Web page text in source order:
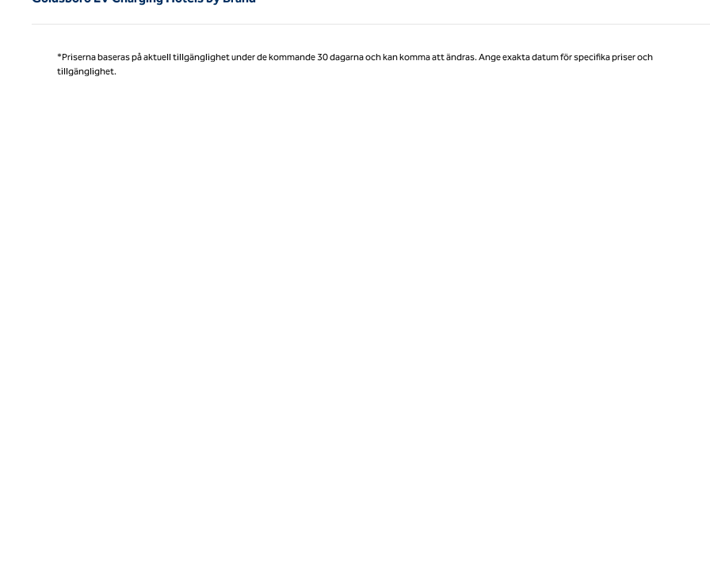
*Priserna baseras på aktuell tillgänglighet under de kommande 30 dagarna och kan komma att ändras. Ange exakta datum för specifika priser och
tillgänglighet.